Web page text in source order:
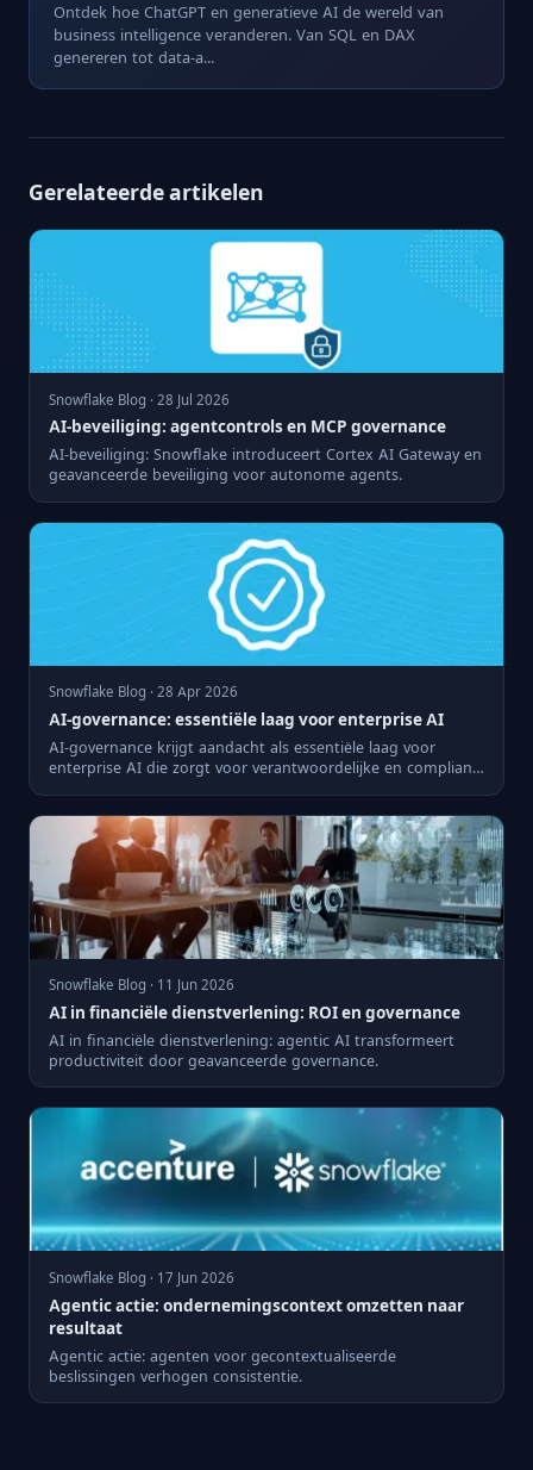
Ontdek hoe ChatGPT en generatieve AI de wereld van
business intelligence veranderen. Van SQL en DAX
genereren tot data-a...
Gerelateerde artikelen
Snowflake Blog · 28 Jul 2026
AI-beveiliging: agentcontrols en MCP governance
AI-beveiliging: Snowflake introduceert Cortex AI Gateway en
geavanceerde beveiliging voor autonome agents.
Snowflake Blog · 28 Apr 2026
AI-governance: essentiële laag voor enterprise AI
AI-governance krijgt aandacht als essentiële laag voor
enterprise AI die zorgt voor verantwoordelijke en compliant
Snowflake Blog · 11 Jun 2026
AI in financiële dienstverlening: ROI en governance
AI in financiële dienstverlening: agentic AI transformeert
productiviteit door geavanceerde governance.
Snowflake Blog · 17 Jun 2026
Agentic actie: ondernemingscontext omzetten naar
resultaat
Agentic actie: agenten voor gecontextualiseerde
beslissingen verhogen consistentie.